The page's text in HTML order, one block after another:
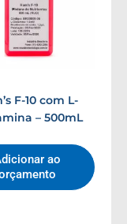
F-10 com L-
– 500mL
ao